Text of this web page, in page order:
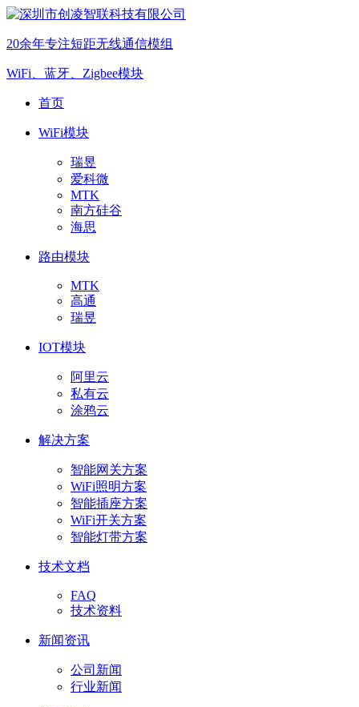
20余年专注短距无线通信模组
WiFi、蓝牙、Zigbee模块
首页
WiFi模块
瑞昱
爱科微
MTK
南方硅谷
海思
路由模块
MTK
高通
瑞昱
IOT模块
阿里云
私有云
涂鸦云
解决方案
智能网关方案
WiFi照明方案
智能插座方案
WiFi开关方案
智能灯带方案
技术文档
FAQ
技术资料
新闻资讯
公司新闻
行业新闻